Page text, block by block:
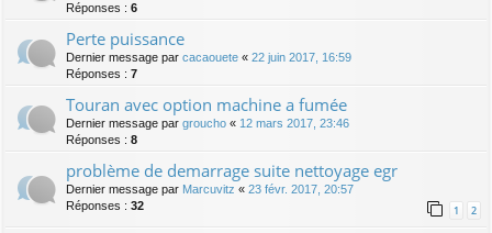
Réponses : 6
Perte puissance
Dernier message par cacaouete « 22 juin 2017, 16:59
Réponses : 7
Touran avec option machine a fumée
Dernier message par groucho « 12 mars 2017, 23:46
Réponses : 8
problème de demarrage suite nettoyage egr
Dernier message par Marcuvitz « 23 févr. 2017, 20:57
Réponses : 32 1 2